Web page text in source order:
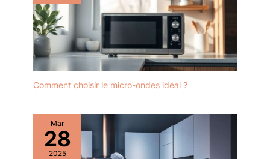
Comment choisir le micro-ondes idéal ?
Mar
28
2025